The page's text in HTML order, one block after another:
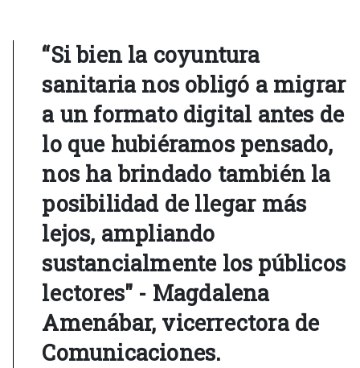
“Si bien la coyuntura
sanitaria nos obligó a migrar
a un formato digital antes de
lo que hubiéramos pensado,
nos ha brindado también la
posibilidad de llegar más
lejos, ampliando
sustancialmente los públicos
lectores" - Magdalena
Amenábar, vicerrectora de
Comunicaciones.